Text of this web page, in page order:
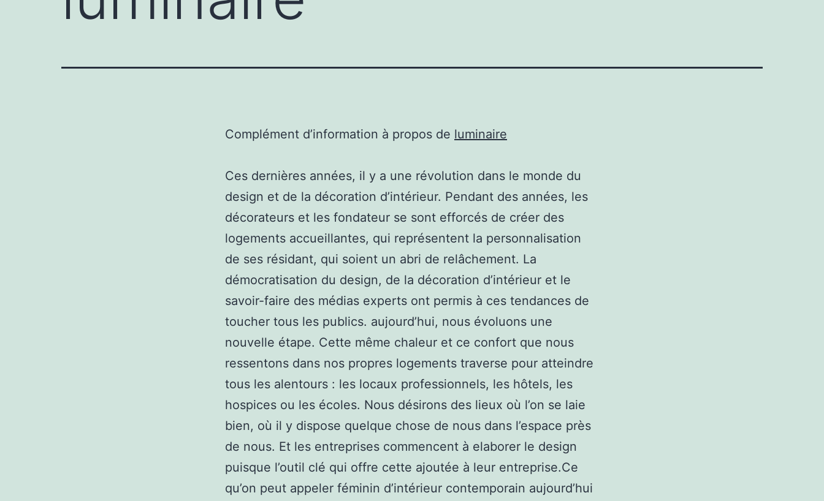
Complément d’information à propos de luminaire
Ces dernières années, il y a une révolution dans le monde du
design et de la décoration d’intérieur. Pendant des années, les
décorateurs et les fondateur se sont efforcés de créer des
logements accueillantes, qui représentent la personnalisation
de ses résidant, qui soient un abri de relâchement. La
démocratisation du design, de la décoration d’intérieur et le
savoir-faire des médias experts ont permis à ces tendances de
toucher tous les publics. aujourd’hui, nous évoluons une
nouvelle étape. Cette même chaleur et ce confort que nous
ressentons dans nos propres logements traverse pour atteindre
tous les alentours : les locaux professionnels, les hôtels, les
hospices ou les écoles. Nous désirons des lieux où l’on se laie
bien, où il y dispose quelque chose de nous dans l’espace près
de nous. Et les entreprises commencent à elaborer le design
puisque l’outil clé qui offre cette ajoutée à leur entreprise.Ce
qu’on peut appeler féminin d’intérieur contemporain aujourd’hui